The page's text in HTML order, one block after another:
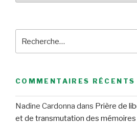
pour
COMMENTAIRES RÉCENTS
Nadine Cardonna dans Prière de
et de transmutation des